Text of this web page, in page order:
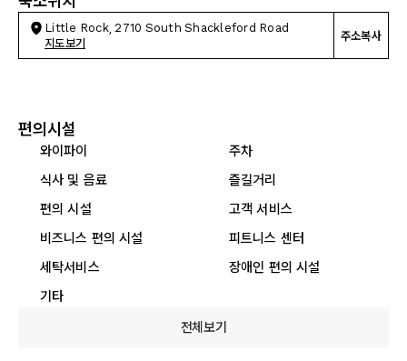
Little Rock, 2710 South Shackleford Road
지도보기
주소복사
편의시설
와이파이
주차
식사 및 음료
즐길거리
편의 시설
고객 서비스
비즈니스 편의 시설
피트니스 센터
세탁서비스
장애인 편의 시설
기타
전체보기